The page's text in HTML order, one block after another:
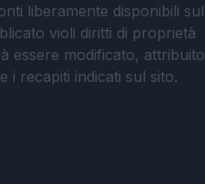
liberamente disponibili sul
violi diritti di proprietà
essere modificato, attribuito
i recapiti indicati sul sito.